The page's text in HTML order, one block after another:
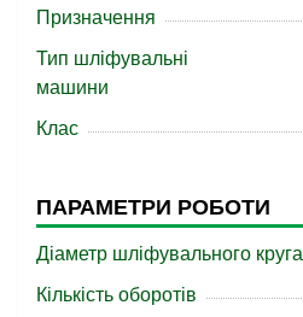
Призначення
Тип шліфувальні
машини
Клас
ПАРАМЕТРИ РОБОТИ
Діаметр шліфувального круга
Кількість оборотів